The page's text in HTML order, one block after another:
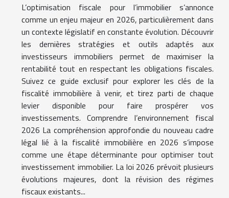
L’optimisation fiscale pour l’immobilier s’annonce
comme un enjeu majeur en 2026, particulièrement dans
un contexte législatif en constante évolution. Découvrir
les dernières stratégies et outils adaptés aux
investisseurs immobiliers permet de maximiser la
rentabilité tout en respectant les obligations fiscales.
Suivez ce guide exclusif pour explorer les clés de la
fiscalité immobilière à venir, et tirez parti de chaque
levier disponible pour faire prospérer vos
investissements. Comprendre l’environnement fiscal
2026 La compréhension approfondie du nouveau cadre
légal lié à la fiscalité immobilière en 2026 s’impose
comme une étape déterminante pour optimiser tout
investissement immobilier. La loi 2026 prévoit plusieurs
évolutions majeures, dont la révision des régimes
fiscaux existants...